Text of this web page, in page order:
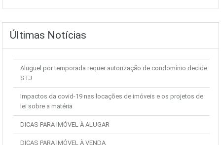
Últimas Notícias
Aluguel por temporada requer autorização de condomínio decide
STJ
Impactos da covid-19 nas locações de imóveis e os projetos de
lei sobre a matéria
DICAS PARA IMÓVEL À ALUGAR
DICAS PARA IMÓVEL À VENDA